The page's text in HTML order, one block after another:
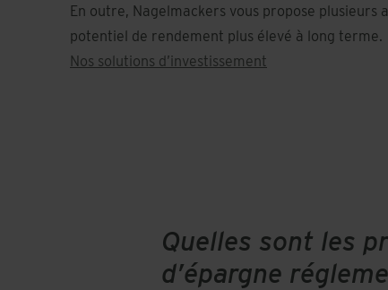
En outre, Nagelmackers vous propose
potentiel de rendement plus élevé à long terme.
Nos solutions d’investissement
Quelles sont les
d’épargne